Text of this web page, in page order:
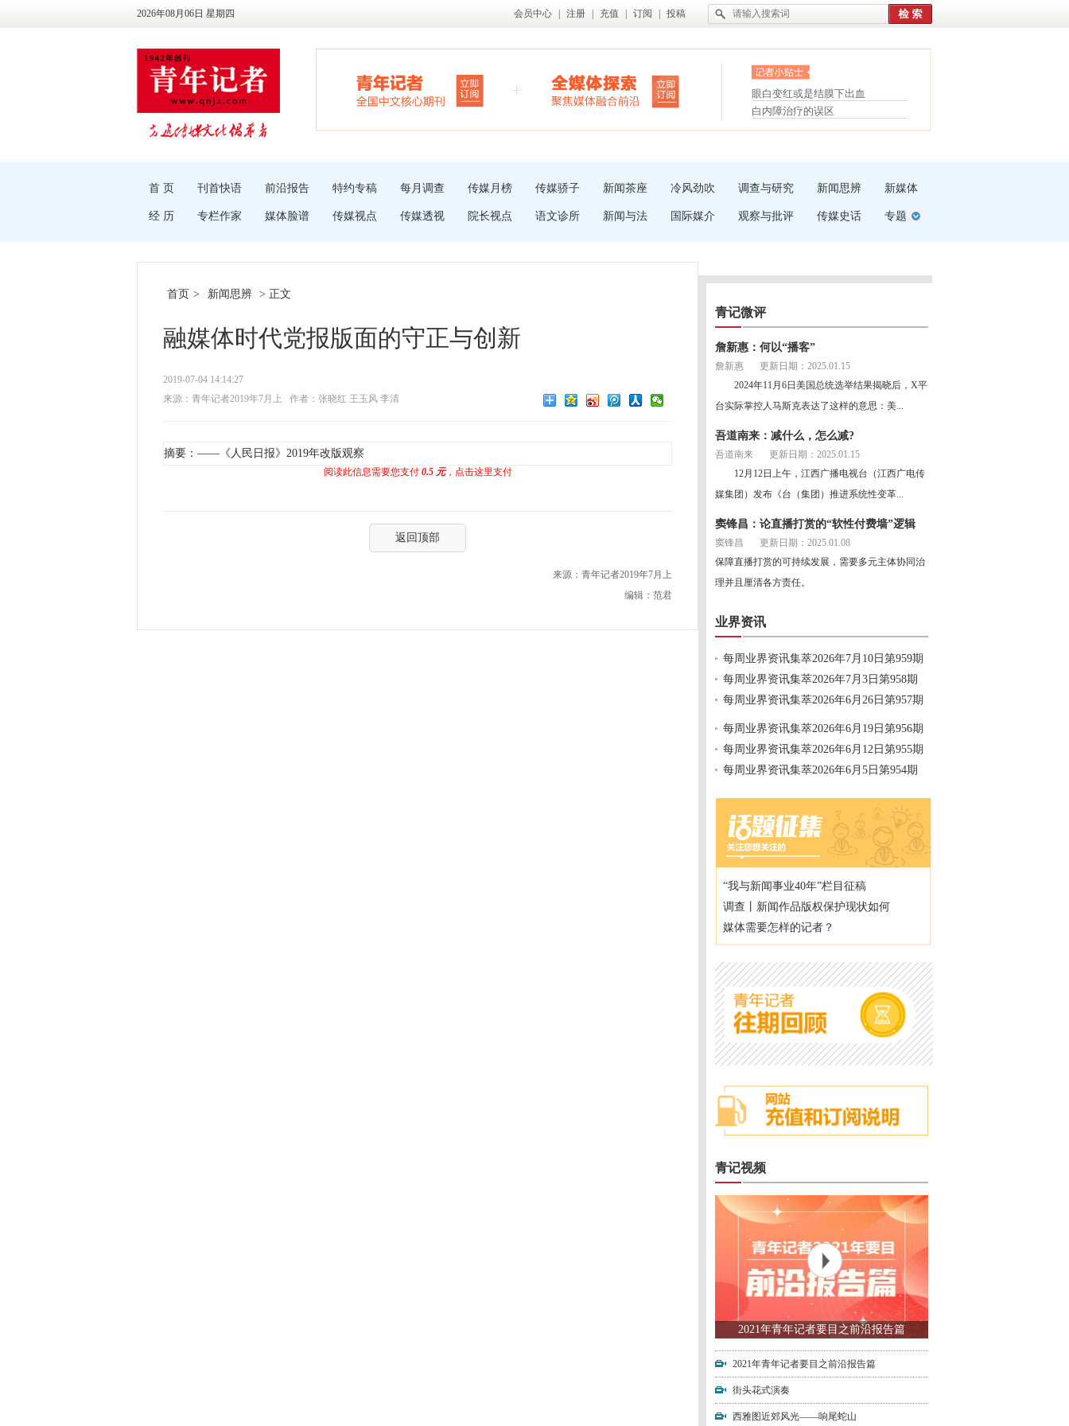
2026年08月06日 星期四 会员中心 注册 充值 订阅 投稿
眼白变红或是结膜下出血
“枝桠”“树桠”宜写成“枝...
夏天缓解疲劳有三招
护腰，摆脱六大坏习惯
受伤了冰敷还是热敷
白内障治疗的误区
首 页 刊首快语 前沿报告 特约专稿 每月调查 传媒月榜 传媒骄子 新闻茶座 冷风劲吹 调查与研究 新闻思辨 新媒体
经 历 专栏作家 媒体脸谱 传媒视点 传媒透视 院长视点 语文诊所 新闻与法 国际媒介 观察与批评 传媒史话 专题
首页 > 新闻思辨 > 正文
融媒体时代党报版面的守正与创新
2019-07-04 14:14:27
来源：青年记者2019年7月上
作者：张晓红 王玉风 李清
摘要：——《人民日报》2019年改版观察
阅读此信息需要您支付 0.5 元，点击这里支付
返回顶部
来源：青年记者2019年7月上
编辑：范君
青记微评
詹新惠：何以“播客”
詹新惠
更新日期：2025.01.15
2024年11月6日美国总统选举结果揭晓后，X平
台实际掌控人马斯克表达了这样的意思：美...
吾道南来：减什么，怎么减?
吾道南来
更新日期：2025.01.15
12月12日上午，江西广播电视台（江西广电传
媒集团）发布《台（集团）推进系统性变革...
窦锋昌：论直播打赏的“软性付费墙”逻辑
窦锋昌
更新日期：2025.01.08
保障直播打赏的可持续发展，需要多元主体协同治
理并且厘清各方责任。
业界资讯
每周业界资讯集萃2026年7月10日第959期
每周业界资讯集萃2026年7月3日第958期
每周业界资讯集萃2026年6月26日第957期
每周业界资讯集萃2026年6月19日第956期
每周业界资讯集萃2026年6月12日第955期
每周业界资讯集萃2026年6月5日第954期
“我与新闻事业40年”栏目征稿
调查丨新闻作品版权保护现状如何
媒体需要怎样的记者？
青记视频
2021年青年记者要目之前沿报告篇
2021年青年记者要目之前沿报告篇
街头花式演奏
西雅图近郊风光——响尾蛇山